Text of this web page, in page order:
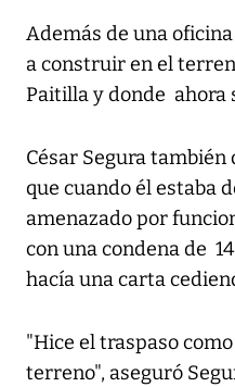
Además de una
a construir en el
Paitilla y donde ahora
César Segura
que cuando él estaba
amenazado por
con una condena de
hacía una carta
"Hice el traspaso
terreno", aseguró